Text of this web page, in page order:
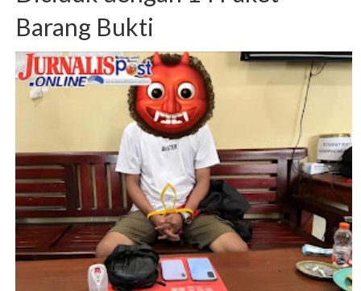
Barang Bukti